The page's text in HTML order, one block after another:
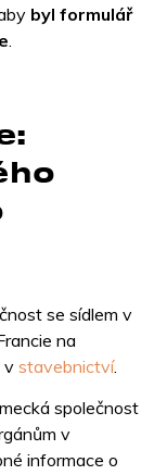
byl formulář
se sídlem v
na
v stavebnictví.
společnost
v
informace o